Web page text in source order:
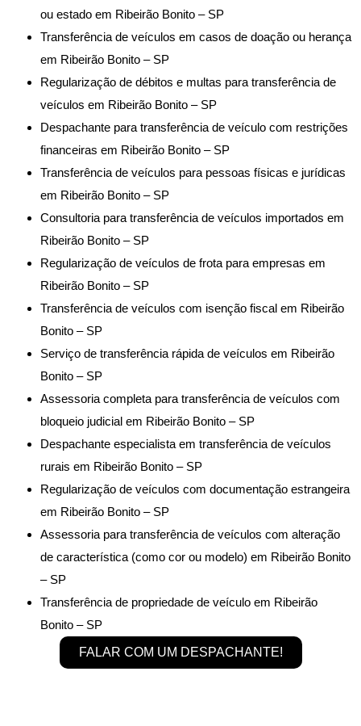
ou estado em Ribeirão Bonito – SP
Transferência de veículos em casos de doação ou herança
em Ribeirão Bonito – SP
Regularização de débitos e multas para transferência de
veículos em Ribeirão Bonito – SP
Despachante para transferência de veículo com restrições
financeiras em Ribeirão Bonito – SP
Transferência de veículos para pessoas físicas e jurídicas
em Ribeirão Bonito – SP
Consultoria para transferência de veículos importados em
Ribeirão Bonito – SP
Regularização de veículos de frota para empresas em
Ribeirão Bonito – SP
Transferência de veículos com isenção fiscal em Ribeirão
Bonito – SP
Serviço de transferência rápida de veículos em Ribeirão
Bonito – SP
Assessoria completa para transferência de veículos com
bloqueio judicial em Ribeirão Bonito – SP
Despachante especialista em transferência de veículos
rurais em Ribeirão Bonito – SP
Regularização de veículos com documentação estrangeira
em Ribeirão Bonito – SP
Assessoria para transferência de veículos com alteração
de característica (como cor ou modelo) em Ribeirão Bonito
– SP
Transferência de propriedade de veículo em Ribeirão
Bonito – SP
FALAR COM UM DESPACHANTE!